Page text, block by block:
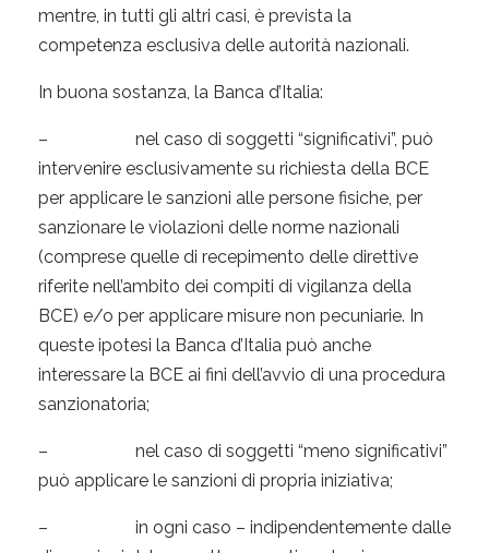
mentre, in tutti gli altri casi, è prevista la
competenza esclusiva delle autorità nazionali.
In buona sostanza, la Banca d’Italia:
– nel caso di soggetti “significativi”, può
intervenire esclusivamente su richiesta della BCE
per applicare le sanzioni alle persone fisiche, per
sanzionare le violazioni delle norme nazionali
(comprese quelle di recepimento delle direttive
riferite nell’ambito dei compiti di vigilanza della
BCE) e/o per applicare misure non pecuniarie. In
queste ipotesi la Banca d’Italia può anche
interessare la BCE ai fini dell’avvio di una procedura
sanzionatoria;
– nel caso di soggetti “meno significativi”
può applicare le sanzioni di propria iniziativa;
– in ogni caso – indipendentemente dalle